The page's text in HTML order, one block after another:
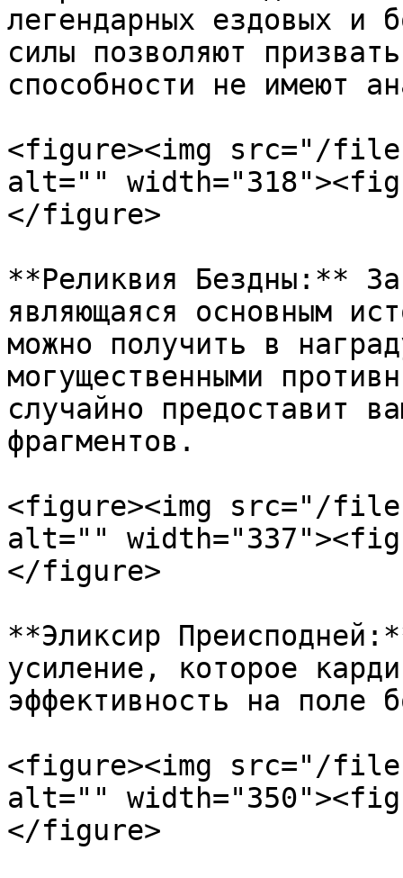
легендарных ездовых и
силы позволяют
способности не имеют
<figure><img src="/files/
alt=""
</figure>
**Реликвия Бездны:**
являющаяся основным
можно получить в
могущественными
случайно предоставит
фрагментов.
<figure><img src="/files/
alt=""
</figure>
**Эликсир
усиление, которое
эффективность на поле
<figure><img src="/files/
alt=""
</figure>